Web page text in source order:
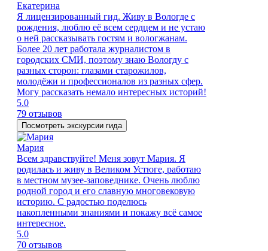
Екатерина
Я лицензированный гид. Живу в Вологде с
рождения, люблю её всем сердцем и не устаю
о ней рассказывать гостям и вологжанам.
Более 20 лет работала журналистом в
городских СМИ, поэтому знаю Вологду с
разных сторон: глазами старожилов,
молодёжи и профессионалов из разных сфер.
Могу рассказать немало интересных историй!
5.0
79 отзывов
Посмотреть экскурсии гида
Мария
Всем здравствуйте! Меня зовут Мария. Я
родилась и живу в Великом Устюге, работаю
в местном музее-заповеднике. Очень люблю
родной город и его славную многовековую
историю. С радостью поделюсь
накопленными знаниями и покажу всё самое
интересное.
5.0
70 отзывов